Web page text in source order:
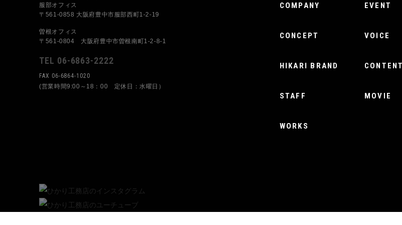
服部オフィス
〒561-0858 大阪府豊中市服部西町1-2-19
曽根オフィス
〒561-0804 大阪府豊中市曽根南町1-2-8-1
TEL 06-6863-2222
FAX 06-6864-1020
(営業時間9:00～18：00 定休日：水曜日）
COMPANY
CONCEPT
HIKARI BRAND
STAFF
WORKS
EVENT
VOICE
MOVIE